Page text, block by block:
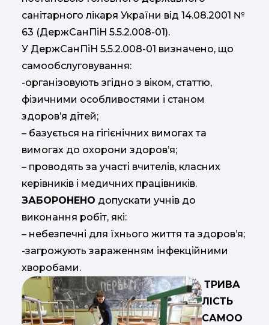
санітарного лікаря України від 14.08.2001 №
63 (ДержСанПіН 5.5.2.008-01).
У ДержСанПіН 5.5.2.008-01 визначено, що
самообслуговування:
-організовують згідно з віком, статтю,
фізичними особливостями і станом
здоров’я дітей;
– базується на гігієнічних вимогах та
вимогах до охорони здоров’я;
– проводять за участі вчителів, класних
керівників і медичних працівників.
ЗАБОРОНЕНО допускати учнів до
виконання робіт, які:
– небезпечні для їхнього життя та здоров’я;
-загрожують зараженням інфекційними
хворобами.
ТРИВА
ЛІСТЬ
САМОО